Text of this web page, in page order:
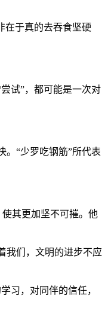
在于真的去吞食坚硬
试”，都可能是一次对
。“少罗吃钢筋”所代表
其更加坚不可摧。他
我们，文明的进步不应
习，对同伴的信任，